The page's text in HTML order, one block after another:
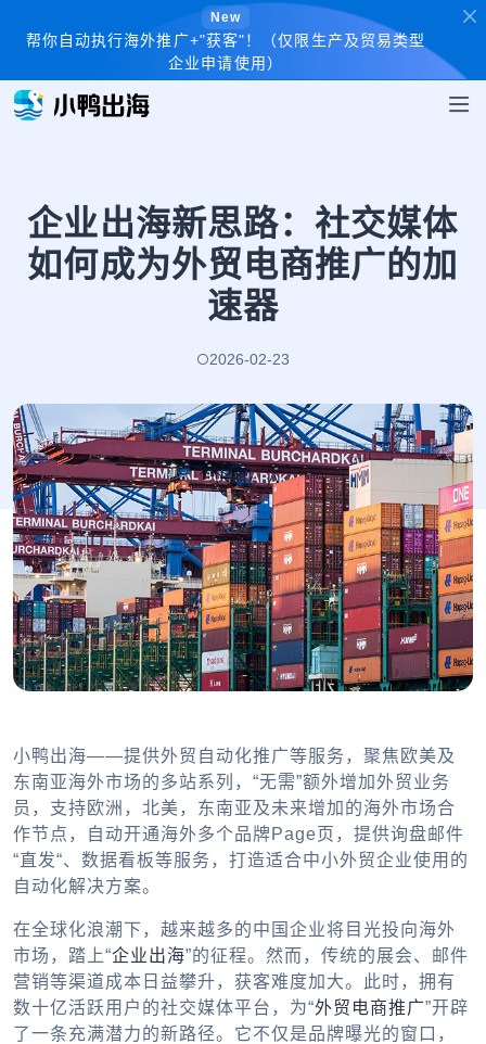
New
帮你自动执行海外推广+"获客"！（仅限生产及贸易类型
企业申请使用）
企业出海新思路：社交媒体
如何成为外贸电商推广的加
速器
2026-02-23
小鸭出海——提供外贸自动化推广等服务，聚焦欧美及
东南亚海外市场的多站系列，“无需”额外增加外贸业务
员，支持欧洲，北美，东南亚及未来增加的海外市场合
作节点，自动开通海外多个品牌Page页，提供询盘邮件
“直发“、数据看板等服务，打造适合中小外贸企业使用的
自动化解决方案。
在全球化浪潮下，越来越多的中国企业将目光投向海外
市场，踏上“企业出海”的征程。然而，传统的展会、邮件
营销等渠道成本日益攀升，获客难度加大。此时，拥有
数十亿活跃用户的社交媒体平台，为“外贸电商推广”开辟
了一条充满潜力的新路径。它不仅是品牌曝光的窗口，